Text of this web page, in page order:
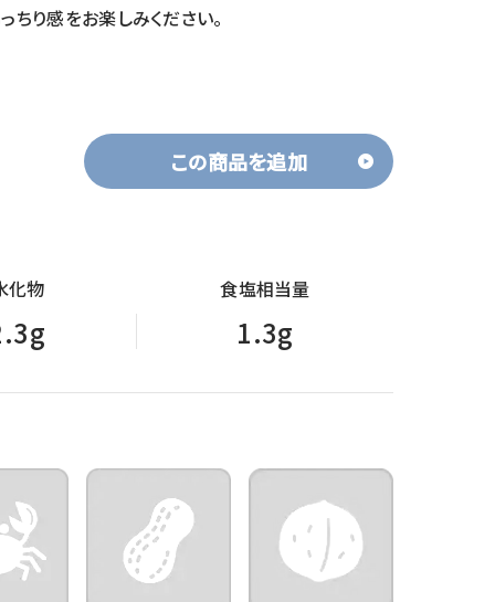
り感をお楽しみください。
この商品を追加
化物 食塩相当量
1.3g